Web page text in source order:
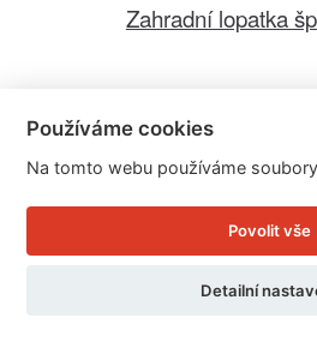
Zahradní lopatka
Doručíme do:
Detail
Používáme cookies
Na tomto webu používáme
Povolit vše
Detailní